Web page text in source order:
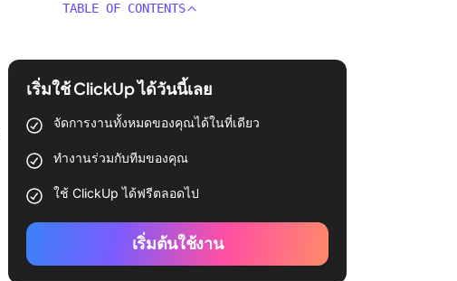
TABLE OF CONTENTS
เริ่มใช้ ClickUp ได้วันนี้เลย
จัดการงานทั้งหมดของคุณได้ในที่เดียว
ทำงานร่วมกับทีมของคุณ
ใช้ ClickUp ได้ฟรีตลอดไป
เริ่มต้นใช้งาน